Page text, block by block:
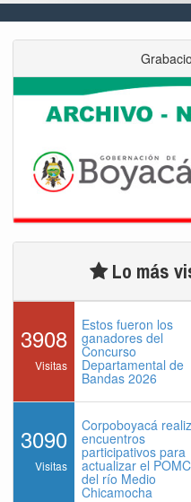
Lo más
3908
Visitas
Estos fueron los
ganadores del
Concurso
Departamental de
Bandas 2026
3090
Visitas
Corpoboyacá
encuentros
participativos para
actualizar el
del río Medio
Chicamocha